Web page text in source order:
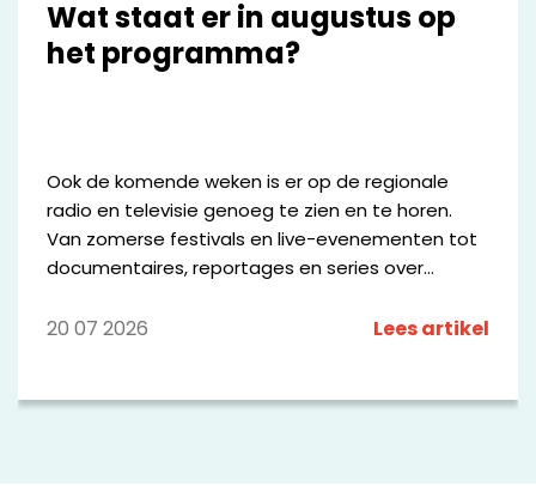
Wat staat er in augustus op
het programma?
Ook de komende weken is er op de regionale
radio en televisie genoeg te zien en te horen.
Van zomerse festivals en live-evenementen tot
documentaires, reportages en series over
zetten een aantal opvallende programma's op
20 07 2026 Lees artikel